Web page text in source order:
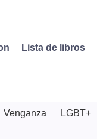
Lista de libros
Venganza LGBT+